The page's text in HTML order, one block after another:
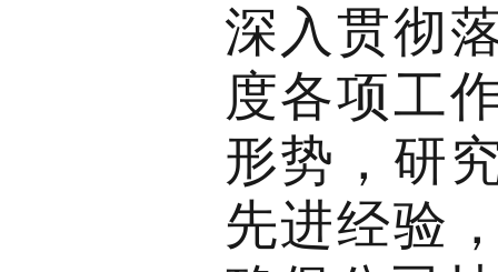
深入贯彻
度各项工
形势，研
先进经验